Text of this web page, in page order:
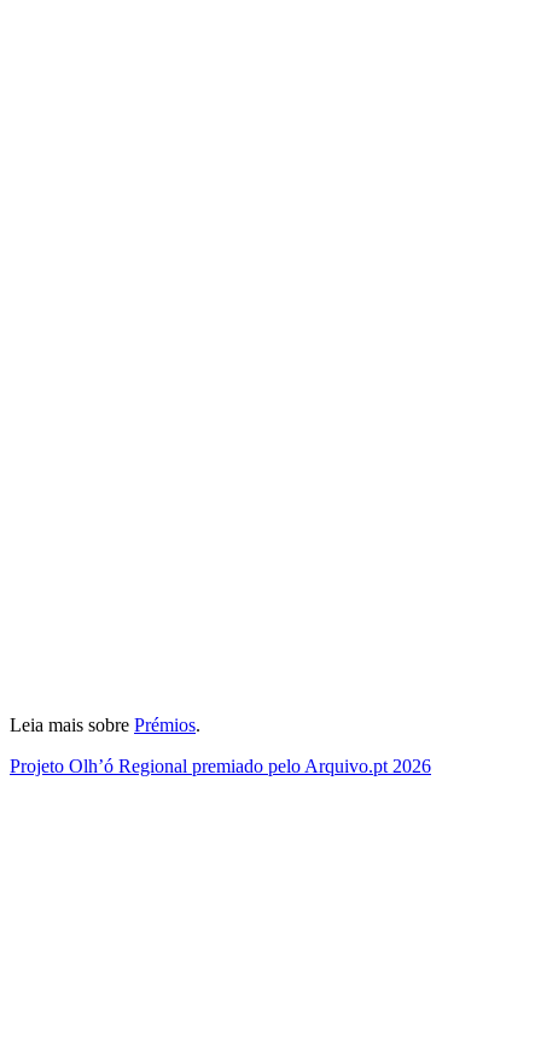
Leia mais sobre Prémios.
Projeto Olh’ó Regional premiado pelo Arquivo.pt 2026